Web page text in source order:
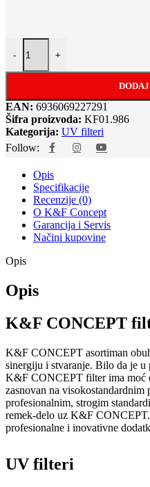
-
KF Concept KF01.986 62mm
+
EAN: 6936069227291
Šifra proizvoda: KF01.986
Kategorija: UV filteri
Follow:
Opis
Specifikacije
Recenzije (0)
O K&F Concept
Garancija i Servis
Načini kupovine
Opis
Opis
K&F CONCEPT
K&F CONCEPT asortiman
sinergiju i stvaranje. Bilo da je
K&F CONCEPT filter ima moć
zasnovan na
profesionalnim, strogim
remek-delo uz K&F
profesionalne i inovativne
UV filteri